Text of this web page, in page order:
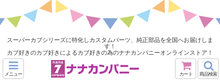
スーパーカブシリーズに特化しカスタムパーツ、純正部品を全国へお届けしま
す！
カブ好きのカブ好きによるカブ好きの為のナナカンパニーオンラインストア！
メニュー カート 商品検索